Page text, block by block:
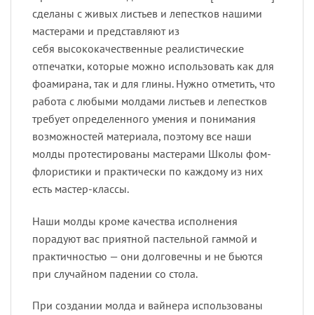
сделаны с живых листьев и лепестков нашими
мастерами и представляют из
себя высококачественные реалистические
отпечатки, которые можно использовать как для
фоамирана, так и для глины. Нужно отметить, что
работа с любыми молдами листьев и лепестков
требует определенного умения и понимания
возможностей материала, поэтому все наши
молды протестированы мастерами Школы фом-
флористики и практически по каждому из них
есть мастер-классы.
Наши молды кроме качества исполнения
порадуют вас приятной пастельной гаммой и
практичностью — они долговечны и не бьются
при случайном падении со стола.
При создании молда и вайнера использованы